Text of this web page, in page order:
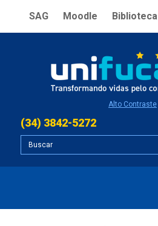
SAG Moodle
Alto Contraste
(34) 3842-5272